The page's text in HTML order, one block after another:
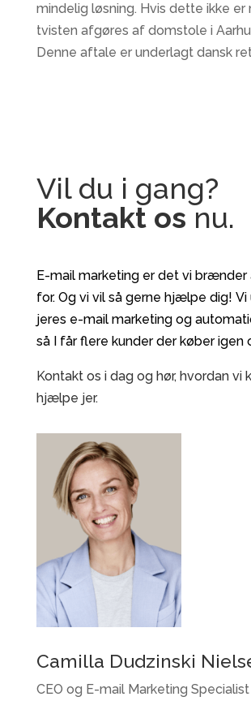
mindelig løsning. Hvis dette ikke er
tvisten afgøres af domstole i
Denne aftale er underlagt dansk
Vil du i gang?
Kontakt os nu.
E-mail marketing er det vi brænder
for. Og vi vil så gerne hjælpe dig! Vi
jeres e-mail marketing og
så I får flere kunder der køber igen
Kontakt os i dag og hør, hvordan vi
hjælpe jer.
Camilla Dudzinski
CEO og E-mail Marketing Specialist